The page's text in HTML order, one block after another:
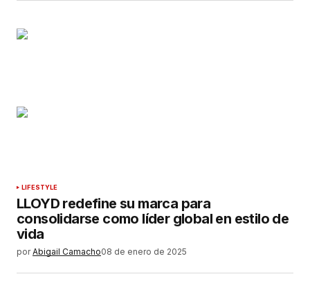
LIFESTYLE
LLOYD redefine su marca para
consolidarse como líder global en estilo de
vida
por Abigail Camacho08 de enero de 2025